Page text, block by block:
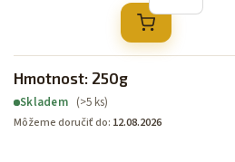
Hmotnost: 250g
Skladem (>5 ks)
Môžeme doručiť do: 12.08.2026